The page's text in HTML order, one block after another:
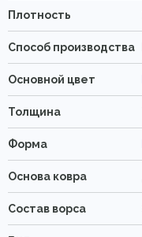
Плотность
Способ производства
Основной цвет
Толщина
Форма
Основа ковра
Состав ворса